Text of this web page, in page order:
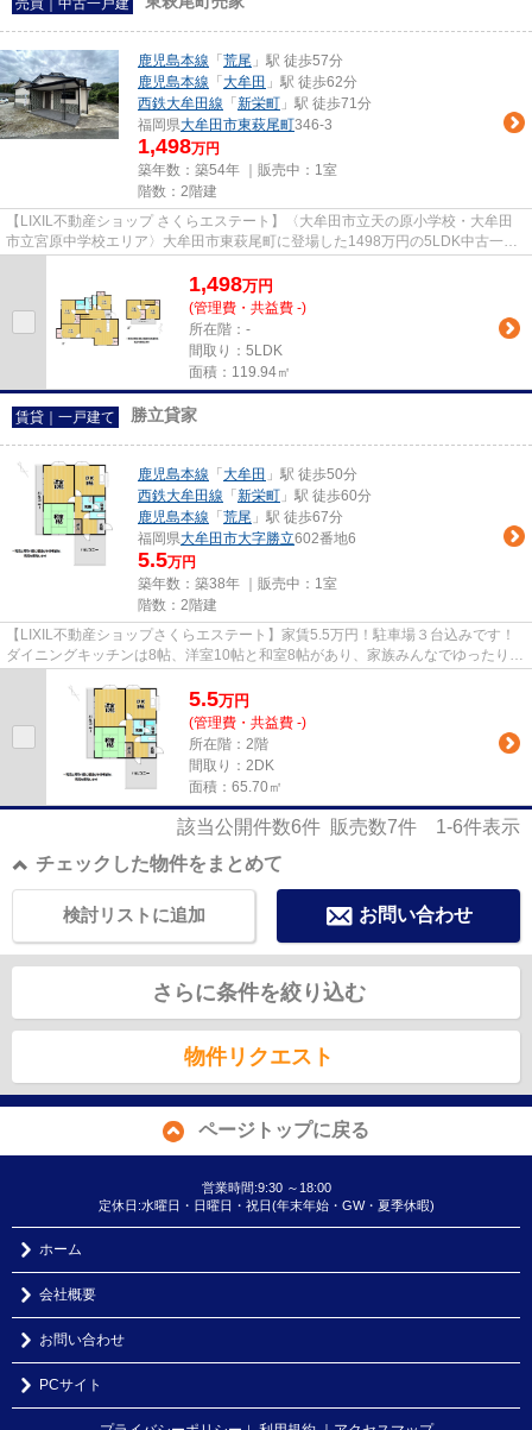
売買｜中古一戸建
鹿児島本線 「 荒尾 」駅 徒歩57分
鹿児島本線 「 大牟田 」駅 徒歩62分
西鉄大牟田線 「 新栄町 」駅 徒歩71分
福岡県大牟田市東萩尾町346-3
1,498万円
築年数：築54年 ｜販売中： 1室
階数：2階建
【LIXIL不動産ショップ さくらエステート】〈大牟田市立天の原小学校・大牟田
市立宮原中学校エリア〉大牟田市東萩尾町に登場した1498万円の5LDK中古一戸
1,498万円
(管理費・共益費 -)
所在階：-
間取り：5LDK
面積：119.94㎡
賃貸｜一戸建て 勝立貸家
鹿児島本線 「 大牟田 」駅 徒歩50分
西鉄大牟田線 「 新栄町 」駅 徒歩60分
鹿児島本線 「 荒尾 」駅 徒歩67分
福岡県大牟田市大字勝立602番地6
5.5万円
築年数：築38年 ｜販売中： 1室
階数：2階建
【LIXIL不動産ショップさくらエステート】家賃5.5万円！駐車場３台込みです！
ダイニングキッチンは8帖、洋室10帖と和室8帖があり、家族みんなでゆったり過
5.5万円
(管理費・共益費 -)
所在階：2階
間取り：2DK
面積：65.70㎡
該当公開件数6件 販売数7件 1-6件表示
チェックした物件をまとめて
お問い合わせ
検討リストに追加
さらに条件を絞り込む
物件リクエスト
ページトップに戻る
営業時間:9:30 ～18:00
定休日:水曜日・日曜日・祝日(年末年始・GW・夏季休暇)
ホーム
会社概要
お問い合わせ
PCサイト